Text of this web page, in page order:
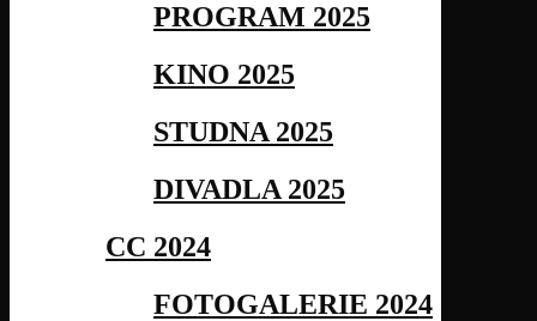
PROGRAM 2025
KINO 2025
STUDNA 2025
DIVADLA 2025
CC 2024
FOTOGALERIE 2024